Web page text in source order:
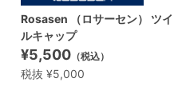
Rosasen （ロサーセン） ツイ
ルキャップ
¥5,500 （税込）
税抜 ¥5,000